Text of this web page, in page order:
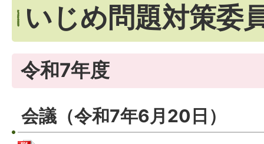
いじめ問題対策委
令和7年度
会議（令和7年6月20日）